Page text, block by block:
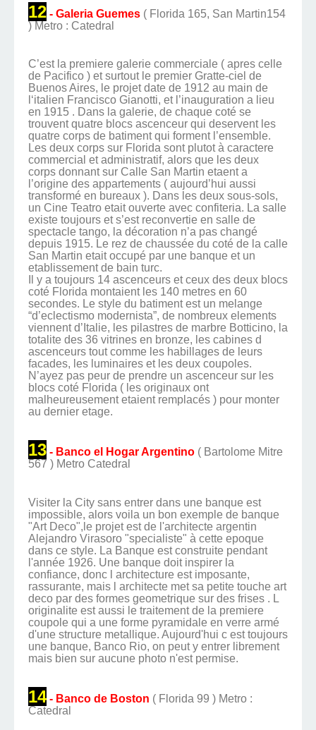
12 - Galeria Guemes ( Florida 165, San Martin154
) Metro : Catedral
C’est la premiere galerie commerciale ( apres celle
de Pacifico ) et surtout le premier Gratte-ciel de
Buenos Aires, le projet date de 1912 au main de
l‘italien Francisco Gianotti, et l’inauguration a lieu
en 1915 . Dans la galerie, de chaque coté se
trouvent quatre blocs ascenceur qui deservent les
quatre corps de batiment qui forment l’ensemble.
Les deux corps sur Florida sont plutot à caractere
commercial et administratif, alors que les deux
corps donnant sur Calle San Martin etaent a
l’origine des appartements ( aujourd’hui aussi
transformé en bureaux ). Dans les deux sous-sols,
un Cine Teatro etait ouverte avec confiteria. La salle
existe toujours et s’est reconvertie en salle de
spectacle tango, la décoration n’a pas changé
depuis 1915. Le rez de chaussée du coté de la calle
San Martin etait occupé par une banque et un
etablissement de bain turc.
Il y a toujours 14 ascenceurs et ceux des deux blocs
coté Florida montaient les 140 metres en 60
secondes. Le style du batiment est un melange
“d’eclectismo modernista”, de nombreux elements
viennent d’Italie, les pilastres de marbre Botticino, la
totalite des 36 vitrines en bronze, les cabines d
ascenceurs tout comme les habillages de leurs
facades, les luminaires et les deux coupoles.
N’ayez pas peur de prendre un ascenceur sur les
blocs coté Florida ( les originaux ont
malheureusement etaient remplacés ) pour monter
au dernier etage.
13 - Banco el Hogar Argentino ( Bartolome Mitre
567 ) Metro Catedral
Visiter la City sans entrer dans une banque est
impossible, alors voila un bon exemple de banque
"Art Deco",le projet est de l'architecte argentin
Alejandro Virasoro "specialiste" à cette epoque
dans ce style. La Banque est construite pendant
l'année 1926. Une banque doit inspirer la
confiance, donc l architecture est imposante,
rassurante, mais l architecte met sa petite touche art
deco par des formes geometrique sur des frises . L
originalite est aussi le traitement de la premiere
coupole qui a une forme pyramidale en verre armé
d'une structure metallique. Aujourd'hui c est toujours
une banque, Banco Rio, on peut y entrer librement
mais bien sur aucune photo n'est permise.
14 - Banco de Boston ( Florida 99 ) Metro :
Catedral